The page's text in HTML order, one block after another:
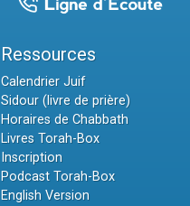
Ressources
Calendrier Juif
Sidour (livre de prière)
Horaires de Chabbath
Livres Torah-Box
Inscription
Podcast Torah-Box
English Version